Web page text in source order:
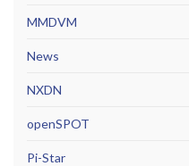
MMDVM
News
NXDN
openSPOT
Pi-Star